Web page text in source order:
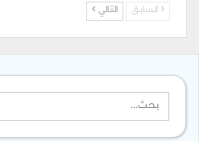
السابق التالي